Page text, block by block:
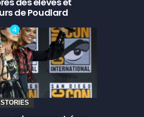
de Poudlard
STORIES